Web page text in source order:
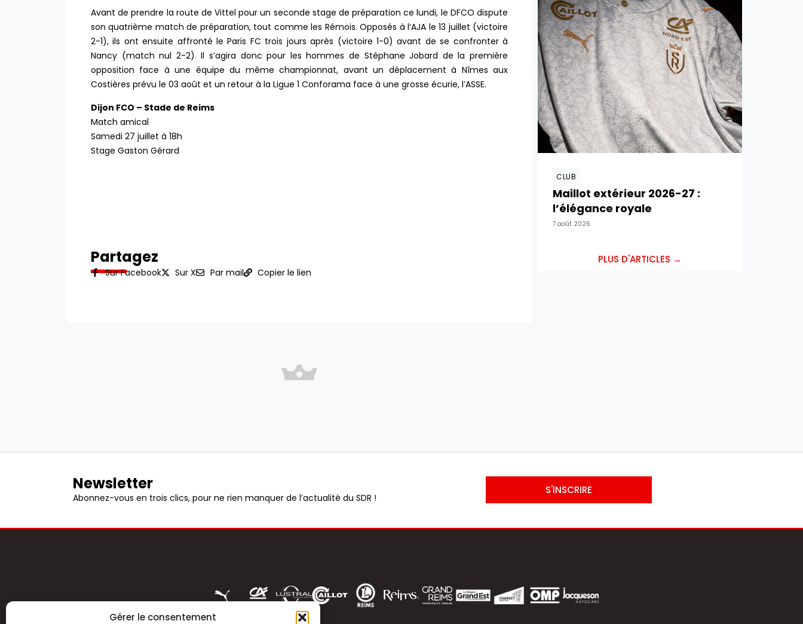
Gérer le consentement
Avant de prendre la route de Vittel pour un seconde stage de préparation ce lundi, le DFCO dispute
son quatrième match de préparation, tout comme les Rémois. Opposés à l’AJA le 13 juillet (victoire
2-1), ils ont ensuite affronté le Paris FC trois jours après (victoire 1-0) avant de se confronter à
Nancy (match nul 2-2). Il s’agira donc pour les hommes de Stéphane Jobard de la première
opposition face à une équipe du même championnat, avant un déplacement à Nîmes aux
Costières prévu le 03 août et un retour à la Ligue 1 Conforama face à une grosse écurie, l’ASSE.
Dijon FCO – Stade de Reims
Match amical
Samedi 27 juillet à 18h
Stage Gaston Gérard
Partagez
Sur Facebook Sur X Par mail Copier le lien
CLUB
Maillot extérieur 2026-27 :
l’élégance royale
7 août 2026
PLUS D'ARTICLES →
Newsletter
Abonnez-vous en trois clics, pour ne rien manquer de l’actualité du SDR !
S'INSCRIRE